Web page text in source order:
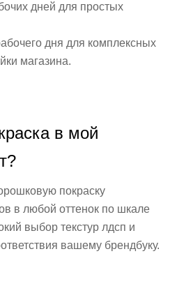
дней для простых
дня для комплексных
магазина.
в мой
покраску
в любой оттенок по шкале
выбор текстур лдсп и
вашему брендбуку.